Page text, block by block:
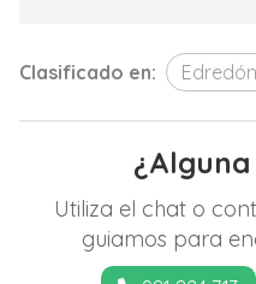
Clasificado en:
Utiliza el chat o
guiamos para